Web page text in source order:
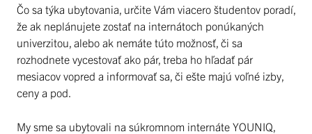
Čo sa týka ubytovania, určite Vám viacero študentov poradí,
že ak neplánujete zostať na internátoch ponúkaných
univerzitou, alebo ak nemáte túto možnosť, či sa
rozhodnete vycestovať ako pár, treba ho hľadať pár
mesiacov vopred a informovať sa, či ešte majú voľné izby,
ceny a pod.
My sme sa ubytovali na súkromnom internáte YOUNIQ,